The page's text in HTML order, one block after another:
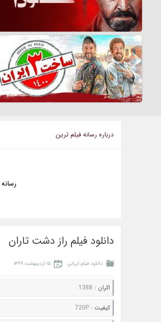
درباره رسانه فيلم ترين
دانلود فیلم راز دشت تاران
دانلود فیلم ایرانی ۱۵ اردیبهشت ۱۳۹۹
اکران : 1388
کيفيت :720P